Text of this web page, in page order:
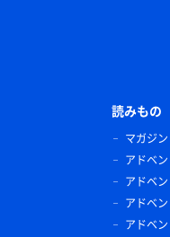
読みもの
マガジン
アドベ
アドベ
アドベ
アドベ